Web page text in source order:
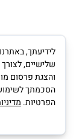
שלישיים,
והצגת פרסום
הסכמתך לשימוש
הפרטיות.